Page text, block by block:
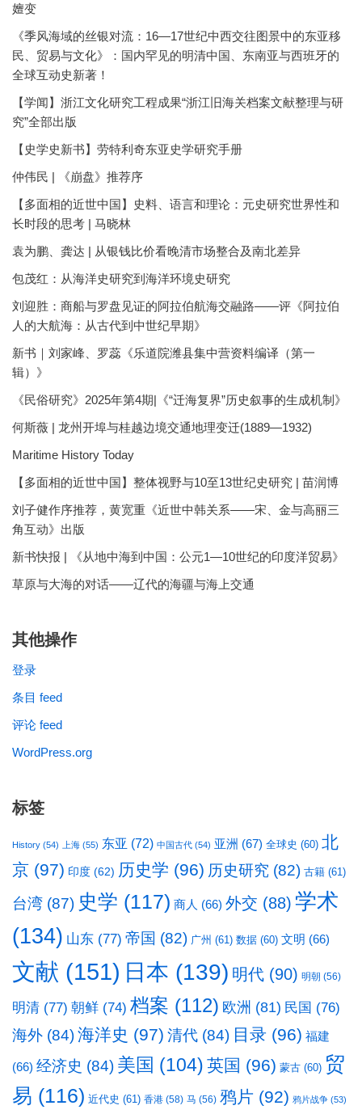
嬗变
《季风海域的丝银对流：16—17世纪中西交往图景中的东亚移
民、贸易与文化》：国内罕见的明清中国、东南亚与西班牙的
全球互动史新著！
【学闻】浙江文化研究工程成果“浙江旧海关档案文献整理与研
究”全部出版
【史学史新书】劳特利奇东亚史学研究手册
仲伟民 | 《崩盘》推荐序
【多面相的近世中国】史料、语言和理论：元史研究世界性和
长时段的思考 | 马晓林
袁为鹏、龚达 | 从银钱比价看晚清市场整合及南北差异
包茂红：从海洋史研究到海洋环境史研究
刘迎胜：商船与罗盘见证的阿拉伯航海交融路——评《阿拉伯
人的大航海：从古代到中世纪早期》
新书｜刘家峰、罗蕊《乐道院潍县集中营资料编译（第一
辑）》
《民俗研究》2025年第4期|《“迁海复界”历史叙事的生成机制》
何斯薇 | 龙州开埠与桂越边境交通地理变迁(1889—1932)
Maritime History Today
【多面相的近世中国】整体视野与10至13世纪史研究 | 苗润博
刘子健作序推荐，黄宽重《近世中韩关系——宋、金与高丽三
角互动》出版
新书快报 | 《从地中海到中国：公元1—10世纪的印度洋贸易》
草原与大海的对话——辽代的海疆与海上交通
其他操作
登录
条目 feed
评论 feed
WordPress.org
标签
History (54) 上海 (55) 东亚 (72) 中国古代 (54) 亚洲 (67) 全球史 (60) 北
京 (97) 印度 (62) 历史学 (96) 历史研究 (82) 古籍 (61)
台湾 (87) 史学 (117) 商人 (66) 外交 (88) 学术
(134) 山东 (77) 帝国 (82) 广州 (61) 数据 (60) 文明 (66)
文献 (151) 日本 (139) 明代 (90) 明朝 (56)
明清 (77) 朝鲜 (74) 档案 (112) 欧洲 (81) 民国 (76)
海外 (84)海洋史 (97) 清代 (84) 目录 (96) 福建
(66) 经济史 (84) 美国 (104) 英国 (96) 蒙古 (60) 贸
易 (116) 近代史 (61) 香港 (58) 马 (56) 鸦片 (92) 鸦片战争 (53)